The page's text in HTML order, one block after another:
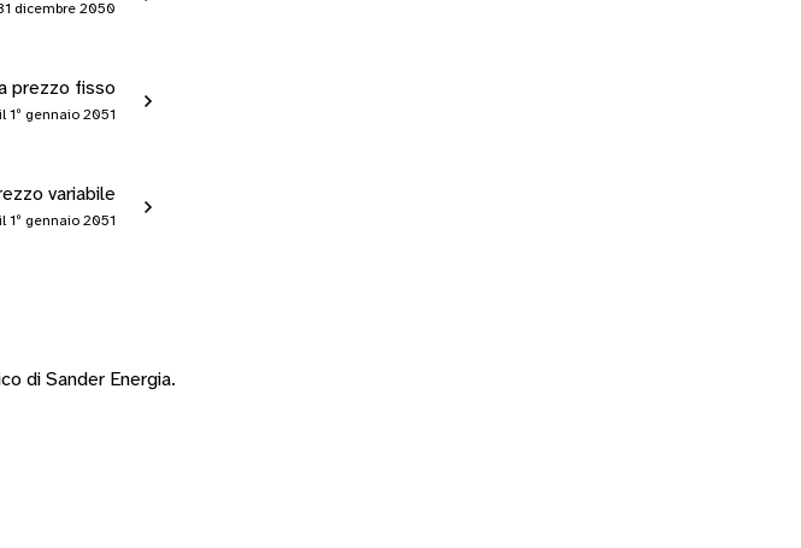
dicembre 2050
prezzo fisso
1º gennaio 2051
variabile
1º gennaio 2051
di Sander Energia.